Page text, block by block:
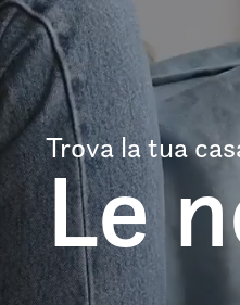
Trova la tua
Le